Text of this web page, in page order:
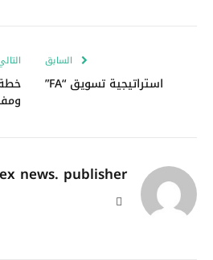
السابق
استراتيجية تسويق “FA”
news. publisher